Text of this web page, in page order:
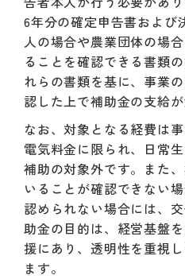
6年分の確定申告書および
人の場合や農業団体の場
ることを確認できる書類
れらの書類を基に、事業
認した上で補助金の支給が
なお、対象となる経費は
電気料金に限られ、日常
補助の対象外です。また
いることが確認できない
認められない場合には、
助金の目的は、経営基盤
援にあり、透明性を重視
ます。